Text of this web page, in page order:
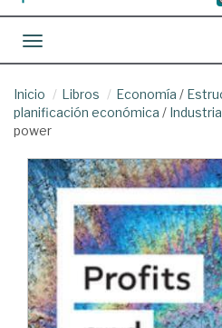
Toggle navigation
Inicio Libros Economía /
planificación económica /
power